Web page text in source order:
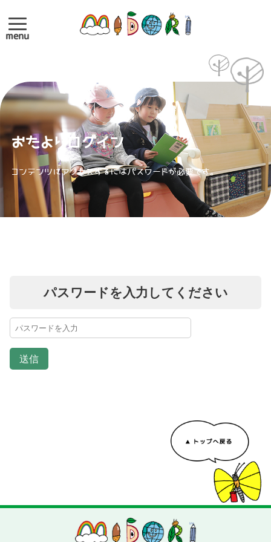
menu
おたよりログイン
コンテンツにアクセスするにはパスワードが必要です。
パスワードを入力してください
送信